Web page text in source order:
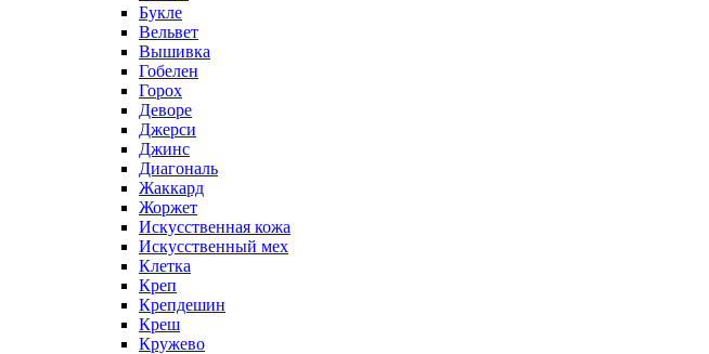
Букле
Вельвет
Вышивка
Гобелен
Горох
Деворе
Джерси
Джинс
Диагональ
Жаккард
Жоржет
Искусственная кожа
Искусственный мех
Клетка
Креп
Крепдешин
Креш
Кружево